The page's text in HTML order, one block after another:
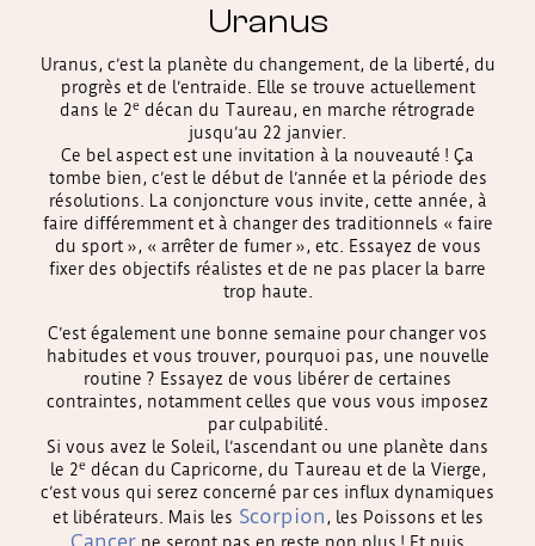
Uranus
Uranus, c’est la planète du changement, de la liberté, du
progrès et de l’entraide. Elle se trouve actuellement
dans le 2e décan du Taureau, en marche rétrograde
jusqu’au 22 janvier.
Ce bel aspect est une invitation à la nouveauté ! Ça
tombe bien, c’est le début de l’année et la période des
résolutions. La conjoncture vous invite, cette année, à
faire différemment et à changer des traditionnels « faire
du sport », « arrêter de fumer », etc. Essayez de vous
fixer des objectifs réalistes et de ne pas placer la barre
trop haute.
C’est également une bonne semaine pour changer vos
habitudes et vous trouver, pourquoi pas, une nouvelle
routine ? Essayez de vous libérer de certaines
contraintes, notamment celles que vous vous imposez
par culpabilité.
Si vous avez le Soleil, l’ascendant ou une planète dans
le 2edécan du Capricorne, du Taureau et de la Vierge,
c’est vous qui serez concerné par ces influx dynamiques
et libérateurs. Mais les Scorpion , les Poissons et les
Cancer ne seront pas en reste non plus ! Et puis